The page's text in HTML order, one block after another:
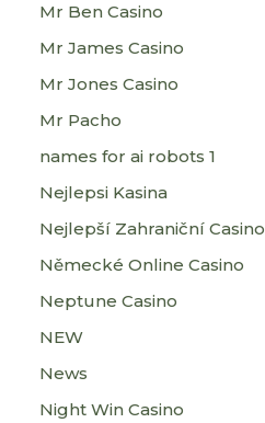
Mr Ben Casino
Mr James Casino
Mr Jones Casino
Mr Pacho
names for ai robots 1
Nejlepsi Kasina
Nejlepší Zahraniční Casino
Německé Online Casino
Neptune Casino
NEW
News
Night Win Casino